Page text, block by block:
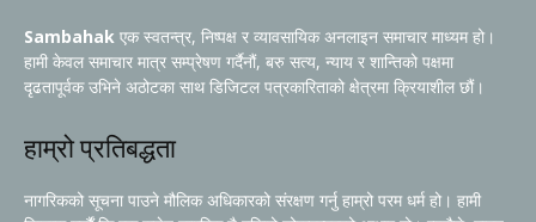
Sambahak एक स्वतन्त्र, निष्पक्ष र व्यावसायिक अनलाइन समाचार माध्यम हो।
हामी केवल समाचार मात्र सम्प्रेषण गर्दैनौं, बरु सत्य, न्याय र शान्तिको पक्षमा
दृढतापूर्वक उभिने अठोटका साथ डिजिटल पत्रकारिताको क्षेत्रमा क्रियाशील छौं।
हाम्रो प्रतिबद्धता
नागरिकको सूचना पाउने मौलिक अधिकारको संरक्षण गर्नु हाम्रो परम धर्म हो। हामी